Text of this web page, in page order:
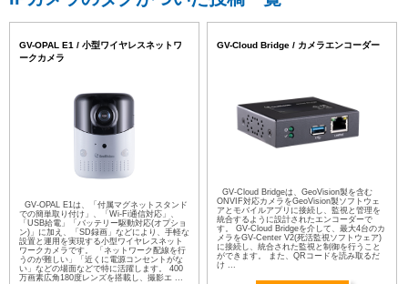
GV-OPAL E1 / 小型ワイヤレスネットワ
ークカメラ
GV-OPAL E1は、「付属マグネットスタンド
での簡単取り付け」、「Wi-Fi通信対応」、
「USB給電」「バッテリー駆動対応(オプショ
ン)」に加え、「SD録画」などにより、手軽な
設置と運用を実現する小型ワイヤレスネット
ワークカメラです。 「ネットワーク配線を行
うのが難しい」「近くに電源コンセントがな
い」などの場面などで特に活躍します。 400
万画素広角180度レンズを搭載し、撮影エ ...
GV-Cloud Bridge / カメラエンコーダー
GV-Cloud Bridgeは、GeoVision製を含む
ONVIF対応カメラをGeoVision製ソフトウェ
アとモバイルアプリに接続し、監視と管理を
統合するように設計されたエンコーダーで
す。 GV-Cloud Bridgeを介して、最大4台のカ
メラをGV-Center V2(死活監視ソフトウェア)
に接続し、統合された監視と制御を行うこと
ができます。 また、QRコードを読み取るだ
け ...